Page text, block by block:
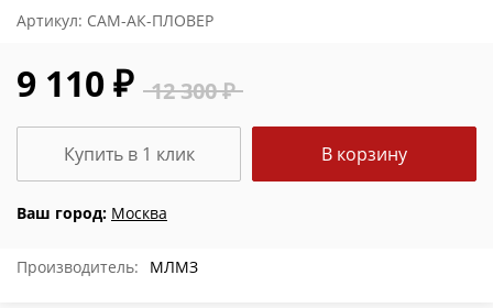
Артикул: САМ-АК-ПЛОВЕР
12 300 ₽
9 110 ₽
Ваш город: Москва
В корзину
Купить в 1 клик
Производитель: МЛМЗ